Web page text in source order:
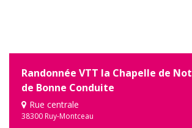
Randonnée VTT la Chapelle de
de Bonne Conduite
Rue centrale
38300 Ruy-Montceau